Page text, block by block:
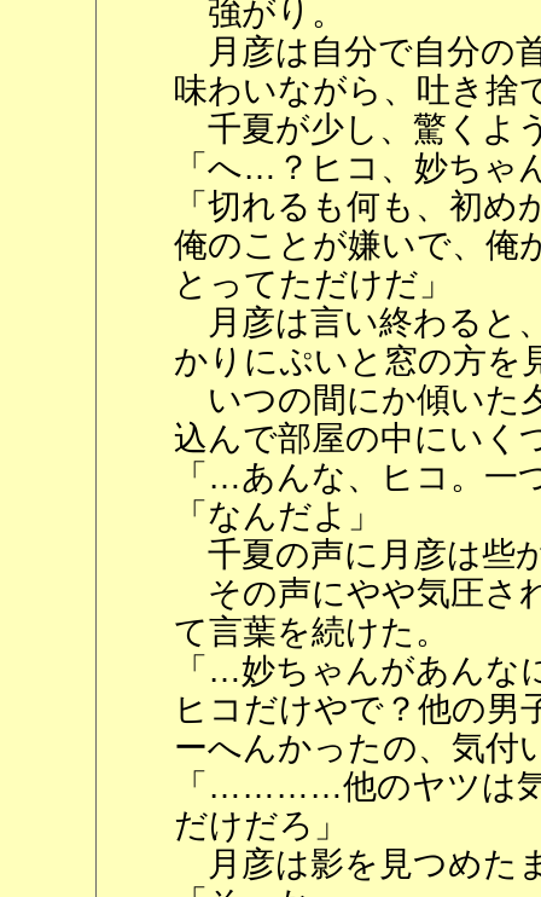
強がり。
月彦は自分で自分の
味わいながら、吐き捨
千夏が少し、驚くよ
「へ…？ヒコ、妙ちゃ
「切れるも何も、初
俺のことが嫌いで、俺
とってただけだ」
月彦は言い終わると
かりにぷいと窓の方を
いつの間にか傾いた
込んで部屋の中にいく
「…あんな、ヒコ。一
「なんだよ」
千夏の声に月彦は些
その声にやや気圧さ
て言葉を続けた。
「…妙ちゃんがあんな
ヒコだけやで？他の男
ーへんかったの、気付
「…………他のヤツは
だけだろ」
月彦は影を見つめた